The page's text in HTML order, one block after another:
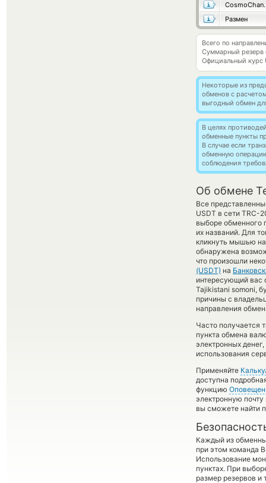
Размен
Всего по
Суммарный резерв
Официальный курс
Некоторые из
обменов с
выгодный обмен
В целях
обменные пункты
В случае если
обменную
соблюдения
Об обмене
Все
USDT в сети TRC-
выборе обменного
их названий. Для
кликнуть мышью
обнаружена
что произошли
(USDT) на
интересующий вас
Tajikistani somoni,
причины с
направления
Часто получается
пункта обмена
электронных
использования
Применяйте
доступна
функцию
электронную
вы сможете найти
Каждый из
при этом команда
Использование
пунктах. При
размер резервов и